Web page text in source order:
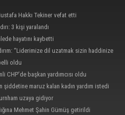
Hakkı Tekiner vefat etti
3 kişi yaralandı
hayatını kaybetti
“Liderimize dil uzatmak sizin haddinize
oldu
CHP’de başkan yardımcısı oldu
şiddetine maruz kalan kadın yardım istedi
uzaya gidiyor
Mehmet Şahin Gümüş getirildi